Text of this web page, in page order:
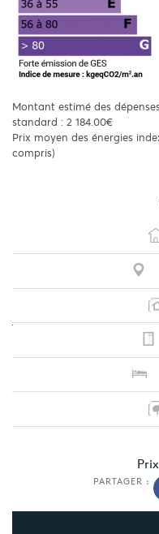
Montant estimé des
standard : 2 184.00€
Prix moyen des énergies
compris)
Prix
PARTAGER :